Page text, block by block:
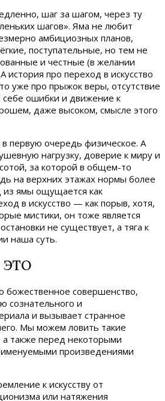
шаг за шагом, через ту
шагов». Яма не любит
амбициозных планов,
поступательные, но тем не
и честные (в желании
история про переход в искусство
уже про прыжок веры, отсутствие
ошибки и движение к
даже высоком, смысле этого
первую очередь физическое. А
нагрузку, доверие к миру и
за которой в общем-то
на верхних этажах нормы более
ямы ощущается как
в искусство — как порыв, хотя,
мистики, он тоже является
не существует, а тяга к
наша суть.
божественное совершенство,
сознательного и
и вызывает странное
Мы можем ловить такие
а также перед некоторыми
произведениями
к искусству от
или натяжения